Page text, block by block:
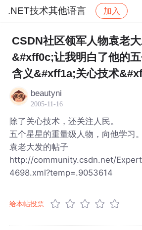
.NET技术其他语言 加入
社区 .NET技术其他语言 帖
CSDN社区领军人物袁老
&#xff0c;让我明白了他的
含义&#xff1a;关心技术
beautyni
2005-11-16
除了关心技术，还关注人民。
五个星星的重量级人物，向他学习。
袁老大发的帖子
http://community.csdn.net/
4698.xml?temp=.9053614
给本帖投票